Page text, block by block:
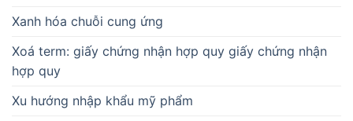
Xanh hóa chuỗi cung ứng
Xoá term: giấy chứng nhận hợp quy giấy chứng nhận
hợp quy
Xu hướng nhập khẩu mỹ phẩm